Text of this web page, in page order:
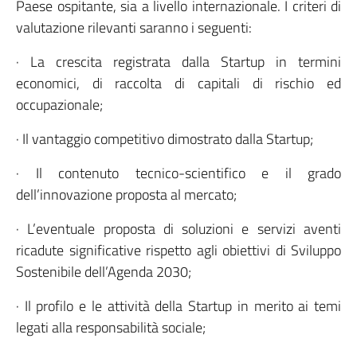
Paese ospitante, sia a livello internazionale. I criteri di
valutazione rilevanti saranno i seguenti:
· La crescita registrata dalla Startup in termini
economici, di raccolta di capitali di rischio ed
occupazionale;
· Il vantaggio competitivo dimostrato dalla Startup;
· Il contenuto tecnico-scientifico e il grado
dell’innovazione proposta al mercato;
· L’eventuale proposta di soluzioni e servizi aventi
ricadute significative rispetto agli obiettivi di Sviluppo
Sostenibile dell’Agenda 2030;
· Il profilo e le attività della Startup in merito ai temi
legati alla responsabilità sociale;